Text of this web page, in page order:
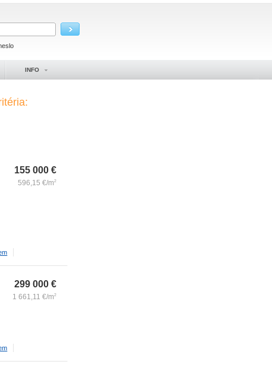
INFO
155 000 €
596,15 €/m2
299 000 €
1 661,11 €/m2